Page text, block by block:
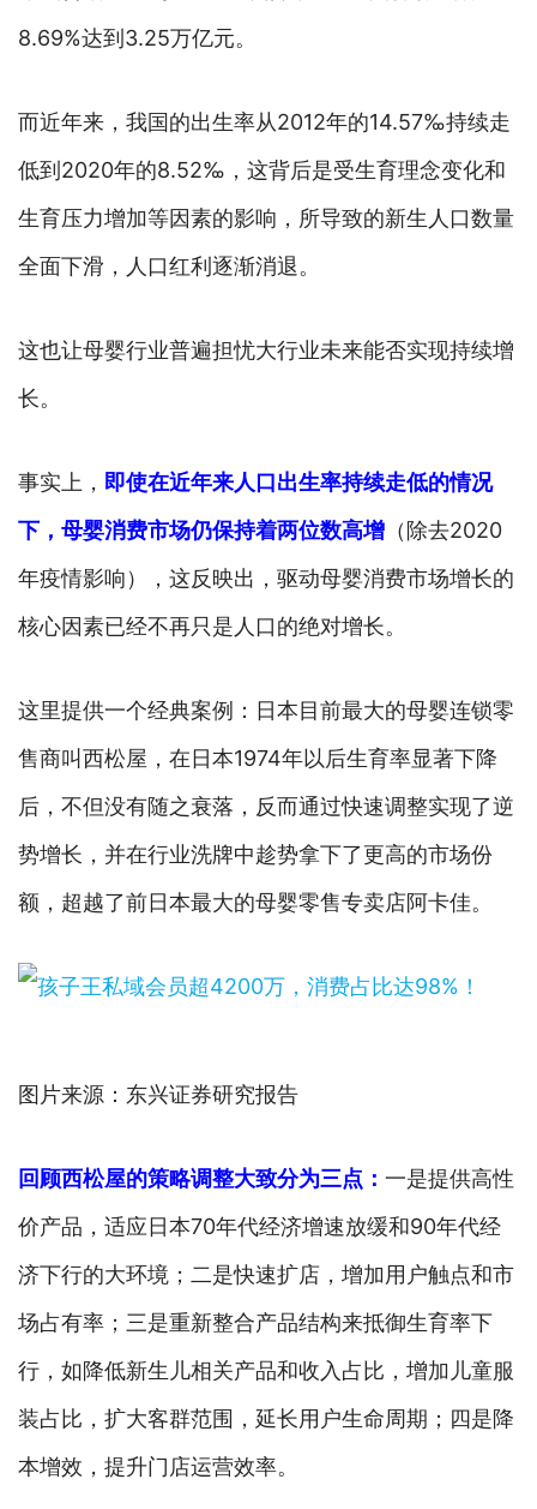
8.69%达到3.25万亿元。
而近年来，我国的出生率从2012年的14.57‰持续走
低到2020年的8.52‰，这背后是受生育理念变化和
生育压力增加等因素的影响，所导致的新生人口数量
全面下滑，人口红利逐渐消退。
这也让母婴行业普遍担忧大行业未来能否实现持续增
长。
事实上， 即使在近年来人口出生率持续走低的情况
下，母婴消费市场仍保持着两位数高增 （除去2020
年疫情影响），这反映出，驱动母婴消费市场增长的
核心因素已经不再只是人口的绝对增长。
这里提供一个经典案例：日本目前最大的母婴连锁零
售商叫西松屋，在日本1974年以后生育率显著下降
后，不但没有随之衰落，反而通过快速调整实现了逆
势增长，并在行业洗牌中趁势拿下了更高的市场份
额，超越了前日本最大的母婴零售专卖店阿卡佳。
图片来源：东兴证券研究报告
回顾西松屋的策略调整大致分为三点： 一是提供高性
价产品，适应日本70年代经济增速放缓和90年代经
济下行的大环境；二是快速扩店，增加用户触点和市
场占有率；三是重新整合产品结构来抵御生育率下
行，如降低新生儿相关产品和收入占比，增加儿童服
装占比，扩大客群范围，延长用户生命周期；四是降
本增效，提升门店运营效率。